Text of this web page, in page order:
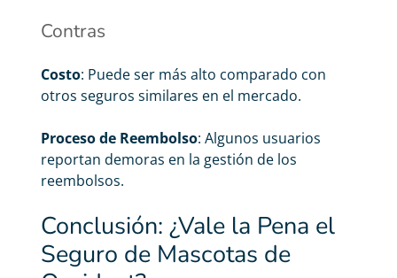
Contras
Costo: Puede ser más alto comparado con
otros seguros similares en el mercado.
Proceso de Reembolso: Algunos usuarios
reportan demoras en la gestión de los
reembolsos.
Conclusión: ¿Vale la Pena el
Seguro de Mascotas de